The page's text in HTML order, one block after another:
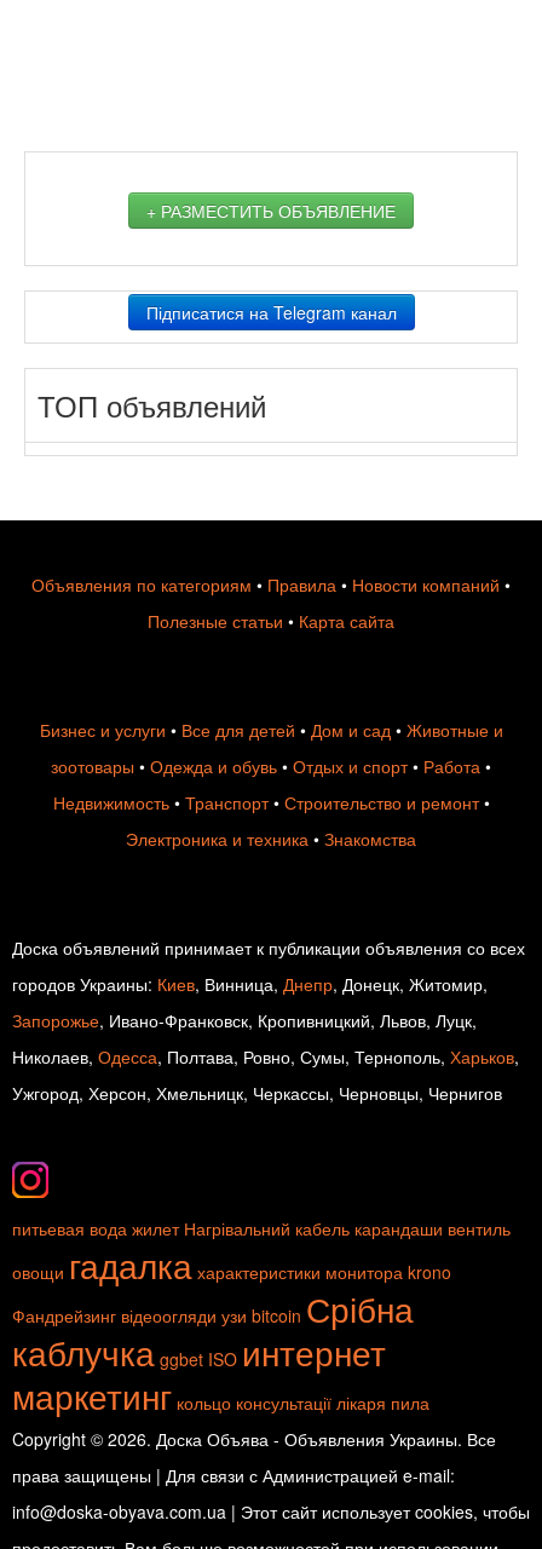
+ РАЗМЕСТИТЬ ОБЪЯВЛЕНИЕ
Підписатися на Telegram канал
ТОП объявлений
Объявления по категориям • Правила • Новости компаний •
Полезные статьи • Карта сайта
Бизнес и услуги • Все для детей • Дом и сад• Животные и
зоотовары • Одежда и обувь • Отдых и спорт• Работа •
Недвижимость• Транспорт• Строительство и ремонт•
Электроника и техника • Знакомства
Доска объявлений принимает к публикации объявления со всех
городов Украины: Киев, Винница, Днепр, Донецк, Житомир,
Запорожье, Ивано-Франковск, Кропивницкий, Львов, Луцк,
Николаев, Одесса, Полтава, Ровно, Сумы, Тернополь, Харьков,
Ужгород, Херсон, Хмельницк, Черкассы, Черновцы, Чернигов
питьевая вода жилет Нагрівальний кабель карандаши вентиль
овощи гадалка характеристики монитора krono
Фандрейзинг відеоогляди узи bitcoin Срібна
каблучка ggbet ISO интернет
маркетинг кольцо консультації лікаря пила
Copyright © 2026. Доска Объява - Объявления Украины. Все
права защищены | Для связи с Администрацией e-mail:
info@doska-obyava.com.ua | Этот сайт использует cookies, чтобы